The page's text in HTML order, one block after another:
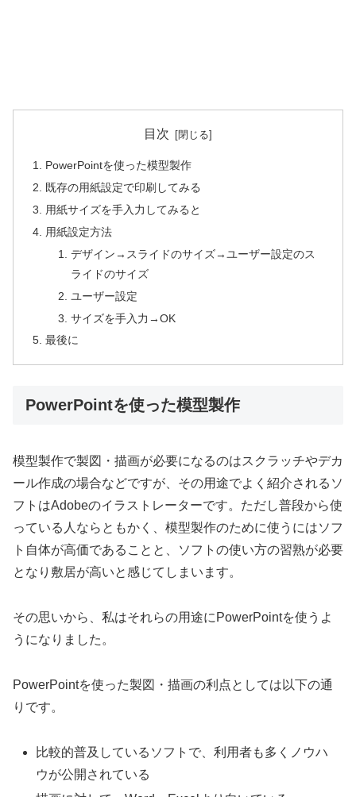
目次
PowerPointを使った模型製作
既存の用紙設定で印刷してみる
用紙サイズを手入力してみると
用紙設定方法
デザイン→スライドのサイズ→ユーザー設定のス
ライドのサイズ
ユーザー設定
サイズを手入力→OK
最後に
PowerPointを使った模型製作
模型製作で製図・描画が必要になるのはスクラッチやデカ
ール作成の場合などですが、その用途でよく紹介されるソ
フトはAdobeのイラストレーターです。ただし普段から使
っている人ならともかく、模型製作のために使うにはソフ
ト自体が高価であることと、ソフトの使い方の習熟が必要
となり敷居が高いと感じてしまいます。
その思いから、私はそれらの用途にPowerPointを使うよ
うになりました。
PowerPointを使った製図・描画の利点としては以下の通
りです。
比較的普及しているソフトで、利用者も多くノウハ
ウが公開されている